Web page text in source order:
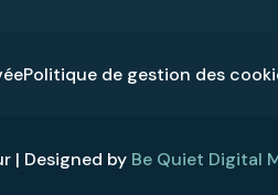
Politique de gestion des
| Designed by Be Quiet Digital